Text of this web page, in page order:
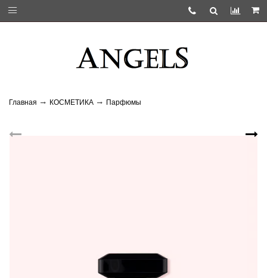
Главная КОСМЕТИКА Парфюмы